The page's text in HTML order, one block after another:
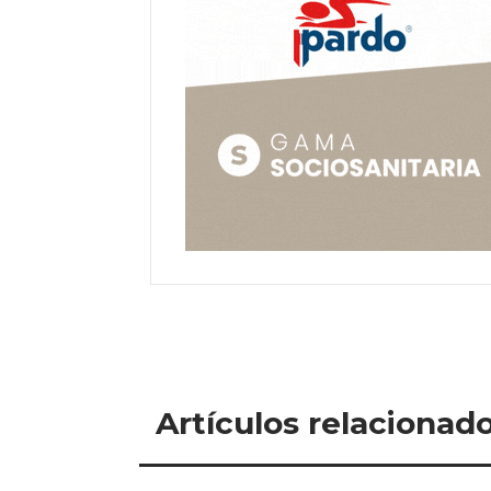
Artículos